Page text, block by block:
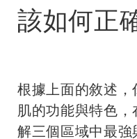
該如何正
根據上面的敘述，
肌的功能與特色
解三個區域中最強